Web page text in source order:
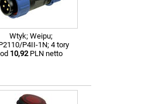
Wtyk; Weipu;
P4II-1N; 4 tory
od 10,92PLN netto